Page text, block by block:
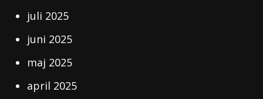
juli 2025
juni 2025
maj 2025
april 2025